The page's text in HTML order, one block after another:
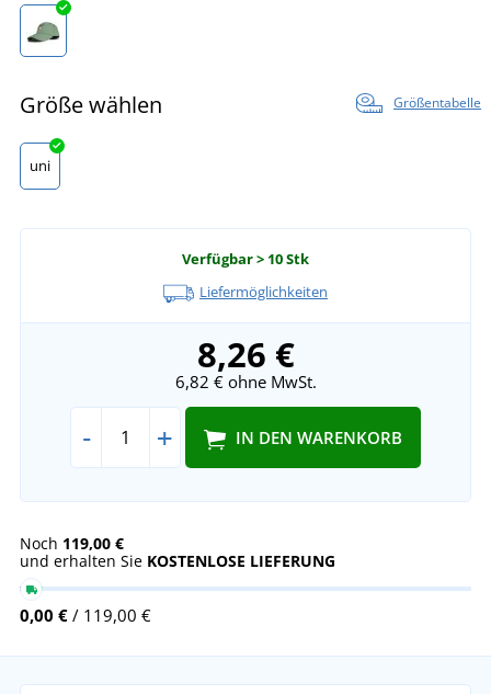
Größe wählen Größentabelle
uni
Verfügbar> 10 Stk
Liefermöglichkeiten
8,26 €
6,82 €ohne MwSt.
- + IN DEN WARENKORB
Noch 119,00 €
und erhalten Sie KOSTENLOSE LIEFERUNG
0,00 € / 119,00 €